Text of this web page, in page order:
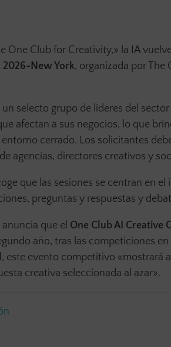
One Club for Creativity,» la IA
2026-New York, organizada por The
un selecto grupo de líderes del
afectan a sus negocios, lo que
cerrado. Los solicitantes
agencias, directores creativos y
que las sesiones se centran en
preguntas y respuestas y
que el One Club AI Creative
año, tras las competiciones en
, este evento competitivo «mostrará
creativa seleccionada al azar».